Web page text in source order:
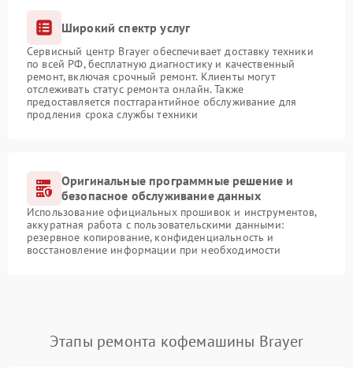
Широкий спектр услуг
Сервисный центр Brayer обеспечивает доставку техники
по всей РФ, бесплатную диагностику и качественный
ремонт, включая срочный ремонт. Клиенты могут
отслеживать статус ремонта онлайн. Также
предоставляется постгарантийное обслуживание для
продления срока службы техники
Оригинальные программные решение и
безопасное обслуживание данных
Использование официальных прошивок и инструментов,
аккуратная работа с пользовательскими данными:
резервное копирование, конфиденциальность и
восстановление информации при необходимости
Этапы ремонта кофемашины Brayer